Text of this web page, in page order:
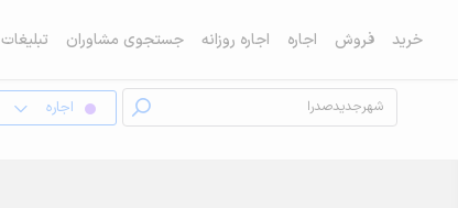
خرید فروش اجاره اجاره روزانه جستجوی مشاوران تبلیغات
اجاره